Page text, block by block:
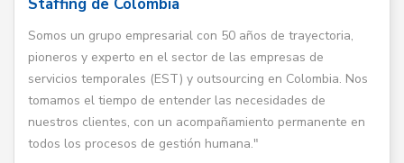
Somos un grupo empresarial con 50 años de trayectoria,
pioneros y experto en el sector de las empresas de
servicios temporales (EST) y outsourcing en Colombia. Nos
tomamos el tiempo de entender las necesidades de
nuestros clientes, con un acompañamiento permanente en
todos los procesos de gestión humana."